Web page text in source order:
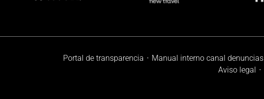
Portal de transparencia Manual interno canal denuncias
Aviso legal